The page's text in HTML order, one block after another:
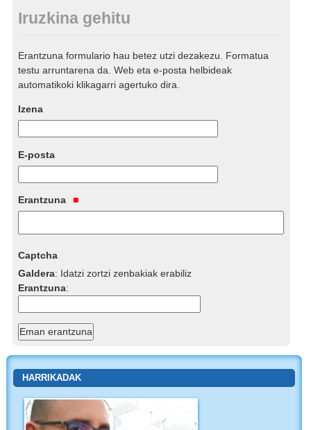
Iruzkina gehitu
Erantzuna formulario hau betez utzi dezakezu. Formatua
testu arruntarena da. Web eta e-posta helbideak
automatikoki klikagarri agertuko dira.
Izena
E-posta
Erantzuna
Captcha
Galdera: Idatzi zortzi zenbakiak erabiliz
Erantzuna:
HARRIKADAK